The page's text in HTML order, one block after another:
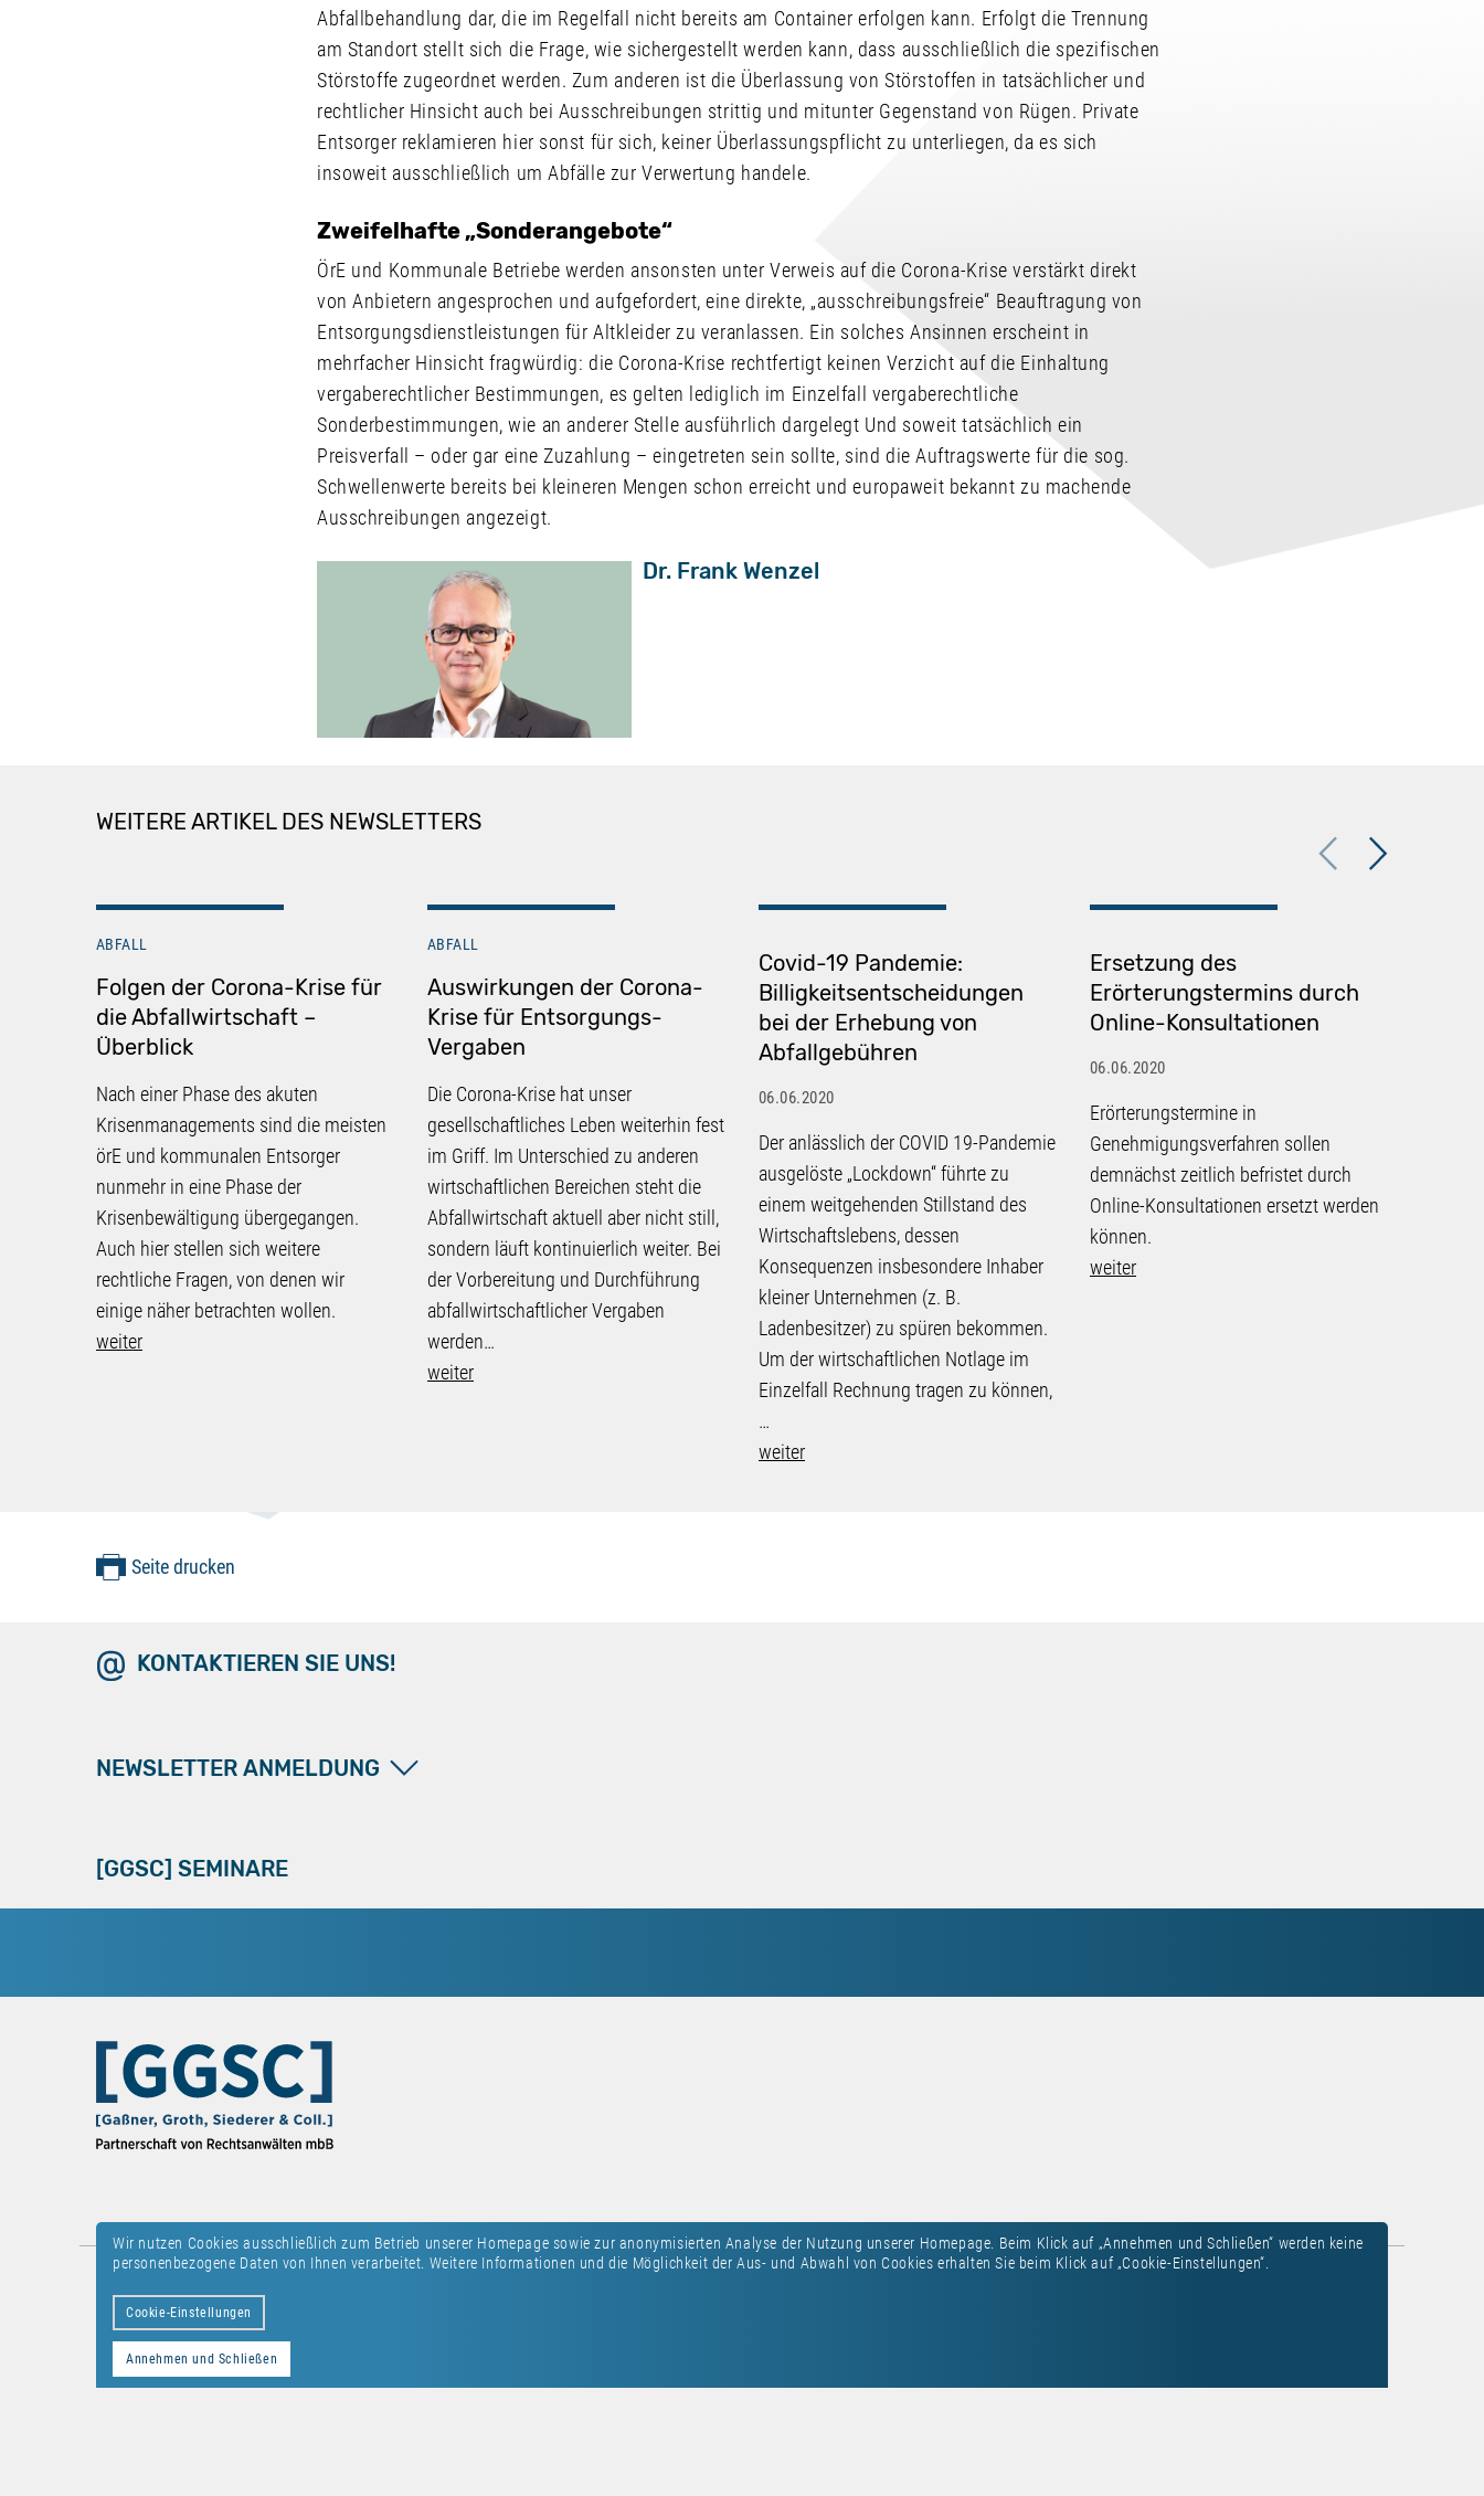
Wir nutzen Cookies ausschließlich zum Betrieb unserer Homepage sowie zur anonymisierten Analyse der Nutzung unserer Homepage. Beim Klick auf „Annehmen und Schließen“ werden keine
personenbezogene Daten von Ihnen verarbeitet. Weitere Informationen und die Möglichkeit der Aus- und Abwahl von Cookies erhalten Sie beim Klick auf „Cookie-Einstellungen“.
Cookie-Einstellungen
Annehmen und Schließen
Abfallbehandlung dar, die im Regelfall nicht bereits am Container erfolgen kann. Erfolgt die Trennung
am Standort stellt sich die Frage, wie sichergestellt werden kann, dass ausschließlich die spezifischen
Störstoffe zugeordnet werden. Zum anderen ist die Überlassung von Störstoffen in tatsächlicher und
rechtlicher Hinsicht auch bei Ausschreibungen strittig und mitunter Gegenstand von Rügen. Private
Entsorger reklamieren hier sonst für sich, keiner Überlassungspflicht zu unterliegen, da es sich
insoweit ausschließlich um Abfälle zur Verwertung handele.
Zweifelhafte „Sonderangebote“
ÖrE und Kommunale Betriebe werden ansonsten unter Verweis auf die Corona-Krise verstärkt direkt
von Anbietern angesprochen und aufgefordert, eine direkte, „ausschreibungsfreie“ Beauftragung von
Entsorgungsdienstleistungen für Altkleider zu veranlassen. Ein solches Ansinnen erscheint in
mehrfacher Hinsicht fragwürdig: die Corona-Krise rechtfertigt keinen Verzicht auf die Einhaltung
vergaberechtlicher Bestimmungen, es gelten lediglich im Einzelfall vergaberechtliche
Sonderbestimmungen, wie an anderer Stelle ausführlich dargelegt Und soweit tatsächlich ein
Preisverfall – oder gar eine Zuzahlung – eingetreten sein sollte, sind die Auftragswerte für die sog.
Schwellenwerte bereits bei kleineren Mengen schon erreicht und europaweit bekannt zu machende
Ausschreibungen angezeigt.
Dr. Frank Wenzel
WEITERE ARTIKEL DES NEWSLETTERS
Previous
ABFALL
Folgen der Corona-Krise für
die Abfallwirtschaft –
Überblick
Nach einer Phase des akuten
Krisenmanagements sind die meisten
örE und kommunalen Entsorger
nunmehr in eine Phase der
Krisenbewältigung übergegangen.
Auch hier stellen sich weitere
rechtliche Fragen, von denen wir
einige näher betrachten wollen.
weiter
ABFALL
Auswirkungen der Corona-
Krise für Entsorgungs-
Vergaben
Die Corona-Krise hat unser
gesellschaftliches Leben weiterhin fest
im Griff. Im Unterschied zu anderen
wirtschaftlichen Bereichen steht die
Abfallwirtschaft aktuell aber nicht still,
sondern läuft kontinuierlich weiter. Bei
der Vorbereitung und Durchführung
abfallwirtschaftlicher Vergaben
werden…
weiter
Covid-19 Pandemie:
Billigkeitsentscheidungen
bei der Erhebung von
Abfallgebühren
06.06.2020
Der anlässlich der COVID 19-Pandemie
ausgelöste „Lockdown“ führte zu
einem weitgehenden Stillstand des
Wirtschaftslebens, dessen
Konsequenzen insbesondere Inhaber
kleiner Unternehmen (z. B.
Ladenbesitzer) zu spüren bekommen.
Um der wirtschaftlichen Notlage im
Einzelfall Rechnung tragen zu können,
…
weiter
Ersetzung des
Erörterungstermins durch
Online-Konsultationen
06.06.2020
Erörterungstermine in
Genehmigungsverfahren sollen
demnächst zeitlich befristet durch
Online-Konsultationen ersetzt werden
können.
weiter
Next
Seite drucken
KONTAKTIEREN SIE UNS!
NEWSLETTER ANMELDUNG
[GGSC] SEMINARE